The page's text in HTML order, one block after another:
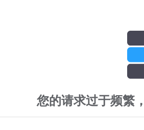
您的请求过于频繁